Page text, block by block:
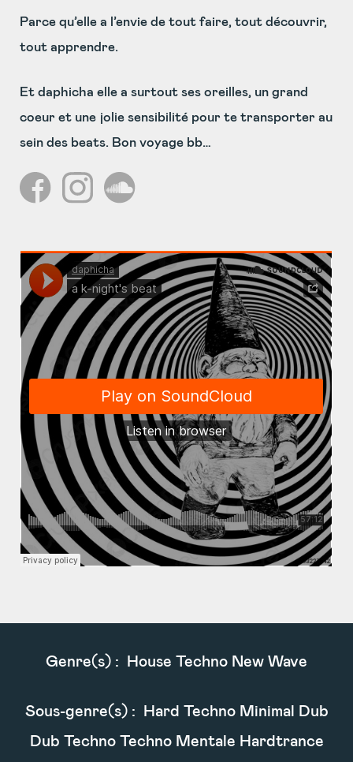
Parce qu’elle a l’envie de tout faire, tout découvrir,
tout apprendre.
Et daphicha elle a surtout ses oreilles, un grand
coeur et une jolie sensibilité pour te transporter au
sein des beats. Bon voyage bb…
Genre(s) : House Techno New Wave
Sous-genre(s) :
Hard Techno Minimal Dub
Dub Techno Techno Mentale Hardtrance